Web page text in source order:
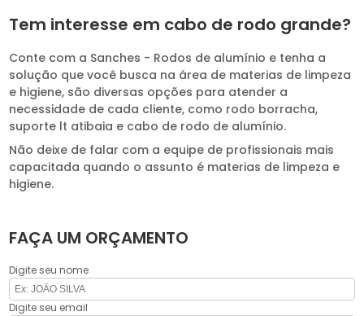
Tem interesse em cabo de rodo grande?
Conte com a Sanches - Rodos de alumínio e tenha a
solução que você busca na área de materias de limpeza
e higiene, são diversas opções para atender a
necessidade de cada cliente, como rodo borracha,
suporte lt atibaia e cabo de rodo de alumínio.
Não deixe de falar com a equipe de profissionais mais
capacitada quando o assunto é materias de limpeza e
higiene.
FAÇA UM ORÇAMENTO
Digite seu nome
Digite seu email